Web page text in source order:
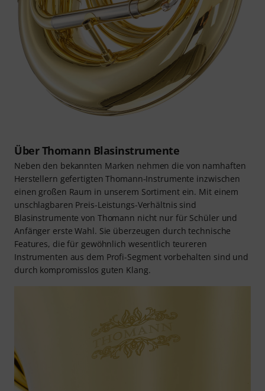
Über Thomann Blasinstrumente
Neben den bekannten Marken nehmen die von namhaften
Herstellern gefertigten Thomann-Instrumente inzwischen
einen großen Raum in unserem Sortiment ein. Mit einem
unschlagbaren Preis-Leistungs-Verhältnis sind
Blasinstrumente von Thomann nicht nur für Schüler und
Anfänger erste Wahl. Sie überzeugen durch technische
Features, die für gewöhnlich wesentlich teureren
Instrumenten aus dem Profi-Segment vorbehalten sind und
durch kompromisslos guten Klang.